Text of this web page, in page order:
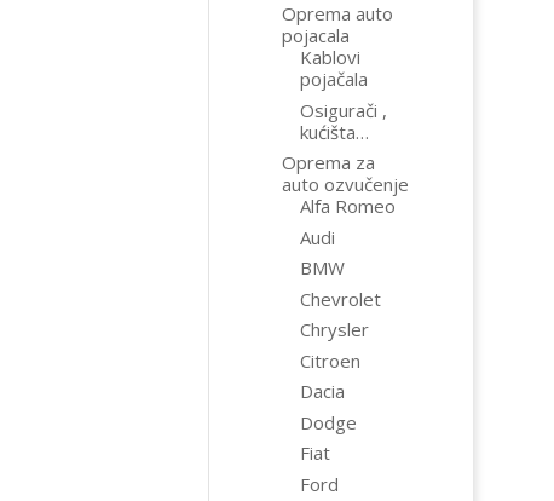
Oprema auto
pojacala
Kablovi
pojačala
Osigurači ,
kućišta…
Oprema za
auto ozvučenje
Alfa Romeo
Audi
BMW
Chevrolet
Chrysler
Citroen
Dacia
Dodge
Fiat
Ford